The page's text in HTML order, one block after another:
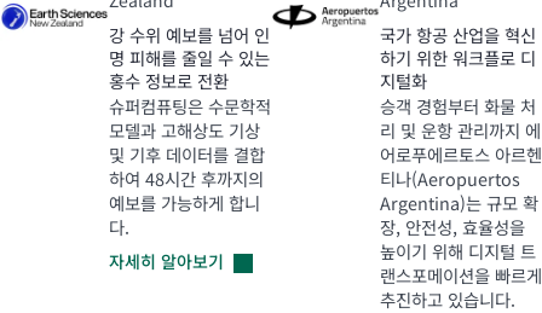
강 수위 예보를 넘어 인
명 피해를 줄일 수 있는
홍수 정보로 전환
슈퍼컴퓨팅은 수문학적
모델과 고해상도 기상
및 기후 데이터를 결합
하여 48시간 후까지의
예보를 가능하게 합니
다.
자세히 알아보기
국가 항공 산업을 혁신
하기 위한 워크플로 디
지털화
승객 경험부터 화물 처
리 및 운항 관리까지 에
어로푸에르토스 아르헨
티나(Aeropuertos
Argentina)는 규모 확
장, 안전성, 효율성을
높이기 위해 디지털 트
랜스포메이션을 빠르게
추진하고 있습니다.